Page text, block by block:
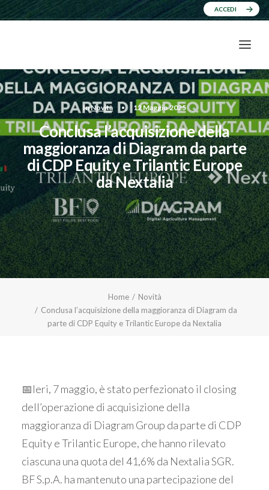
ACCEDI
InNovità • 12 Maggio 2025
Conclusa l’acquisizione della
maggioranza di Diagram da parte
di CDP Equity e Trilantic Europe
da Nextalia
Home
Novità
Conclusa l’acquisizione della maggioranza di Diagram da
parte di CDP Equity e Trilantic Europe da Nextalia
📅Ieri, 7 maggio, è stato perfezionato il closing
dell’operazione di acquisizione della
maggioranza di Diagram Group da parte di CDP
Equity e Trilantic Europe, che hanno rilevato
ciascuna una quota del 41,6% da Nextalia SGR.
BF S.p.A. ha mantenuto una partecipazione del